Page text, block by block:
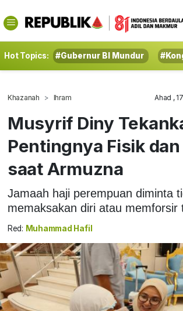
Hot Topics: #Gubernur BI Mundur
Khazanah Ihram Ahad ,
Musyrif Diny
Pentingnya Fisik
saat Armuzna
Jamaah haji perempuan diminta
memaksakan diri atau memforsir
Red: Muhammad Hafil